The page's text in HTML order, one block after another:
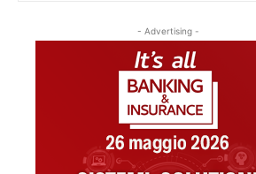
- Advertising -